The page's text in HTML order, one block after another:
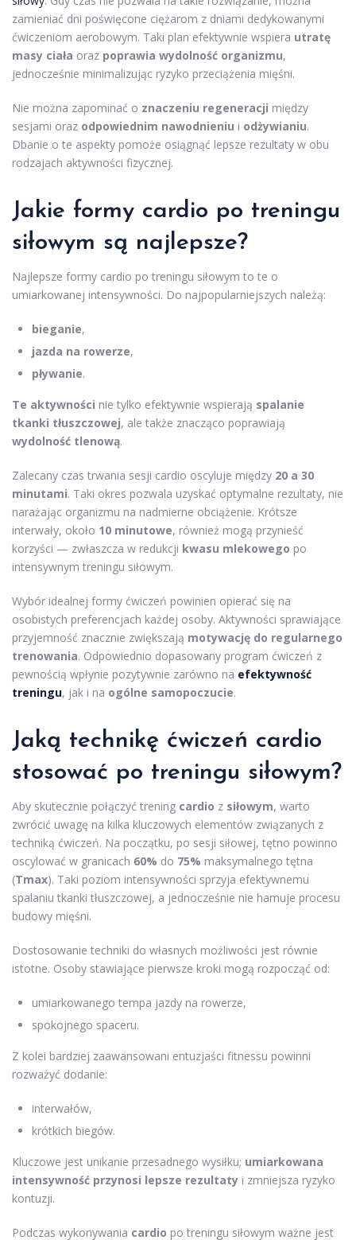
zamieniać dni poświęcone ciężarom z dniami dedykowanymi
ćwiczeniom aerobowym. Taki plan efektywnie wspiera utratę
masy ciała oraz poprawia wydolność organizmu,
jednocześnie minimalizując ryzyko przeciążenia mięśni.
Nie można zapominać o znaczeniu regeneracji między
sesjami oraz odpowiednim nawodnieniu i odżywianiu.
Dbanie o te aspekty pomoże osiągnąć lepsze rezultaty w obu
rodzajach aktywności fizycznej.
Jakie formy cardio po treningu
siłowym są najlepsze?
Najlepsze formy cardio po treningu siłowym to te o
umiarkowanej intensywności. Do najpopularniejszych należą:
bieganie,
jazda na rowerze,
pływanie.
Te aktywności nie tylko efektywnie wspierają spalanie
tkanki tłuszczowej, ale także znacząco poprawiają
wydolność tlenową.
Zalecany czas trwania sesji cardio oscyluje między 20 a 30
minutami. Taki okres pozwala uzyskać optymalne rezultaty, nie
narażając organizmu na nadmierne obciążenie. Krótsze
interwały, około 10 minutowe, również mogą przynieść
korzyści — zwłaszcza w redukcji kwasu mlekowego po
intensywnym treningu siłowym.
Wybór idealnej formy ćwiczeń powinien opierać się na
osobistych preferencjach każdej osoby. Aktywności sprawiające
przyjemność znacznie zwiększają motywację do regularnego
trenowania. Odpowiednio dopasowany program ćwiczeń z
pewnością wpłynie pozytywnie zarówno na efektywność
treningu, jak i na ogólne samopoczucie.
Jaką technikę ćwiczeń cardio
stosować po treningu siłowym?
Aby skutecznie połączyć trening cardio z siłowym, warto
zwrócić uwagę na kilka kluczowych elementów związanych z
techniką ćwiczeń. Na początku, po sesji siłowej, tętno powinno
oscylować w granicach 60% do 75% maksymalnego tętna
(Tmax). Taki poziom intensywności sprzyja efektywnemu
spalaniu tkanki tłuszczowej, a jednocześnie nie hamuje procesu
budowy mięśni.
Dostosowanie techniki do własnych możliwości jest równie
istotne. Osoby stawiające pierwsze kroki mogą rozpocząć od:
umiarkowanego tempa jazdy na rowerze,
spokojnego spaceru.
Z kolei bardziej zaawansowani entuzjaści fitnessu powinni
rozważyć dodanie:
interwałów,
krótkich biegów.
Kluczowe jest unikanie przesadnego wysiłku; umiarkowana
intensywność przynosi lepsze rezultaty i zmniejsza ryzyko
kontuzji.
Podczas wykonywania cardio po treningu siłowym ważne jest